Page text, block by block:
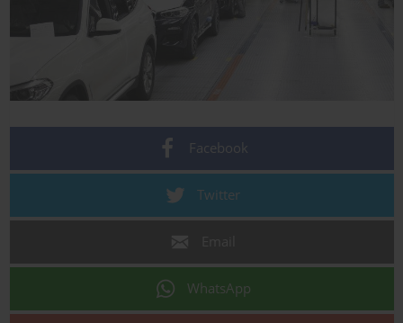
Facebook
Twitter
WhatsApp